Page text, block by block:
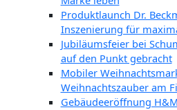
Produktlaunch Dr.
Inszenierung für
Jubiläumsfeier bei
auf den Punkt gebracht
Mobiler
Weihnachtszauber am
Gebäudeeröffnung